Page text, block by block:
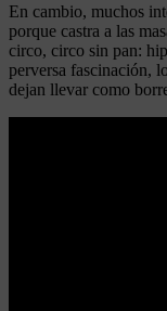
En cambio, muchos
porque castra a las
circo, circo sin pan:
perversa fascinación,
dejan llevar como